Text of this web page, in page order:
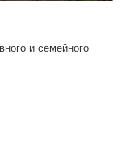
и семейного